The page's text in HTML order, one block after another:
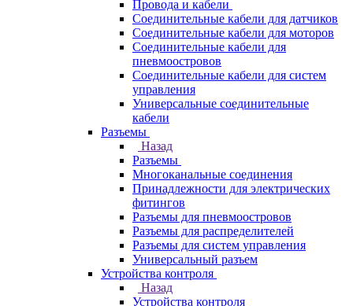
Провода и кабели
Соединительные кабели для датчиков
Соединительные кабели для моторов
Соединительные кабели для
пневмоостровов
Соединительные кабели для систем
управления
Универсальные соединительные
кабели
Разъемы
Назад
Разъемы
Многоканальные соединения
Принадлежности для электрических
фитингов
Разъемы для пневмоостровов
Разъемы для распределителей
Разъемы для систем управления
Универсальный разъем
Устройства контроля
Назад
Устройства контроля